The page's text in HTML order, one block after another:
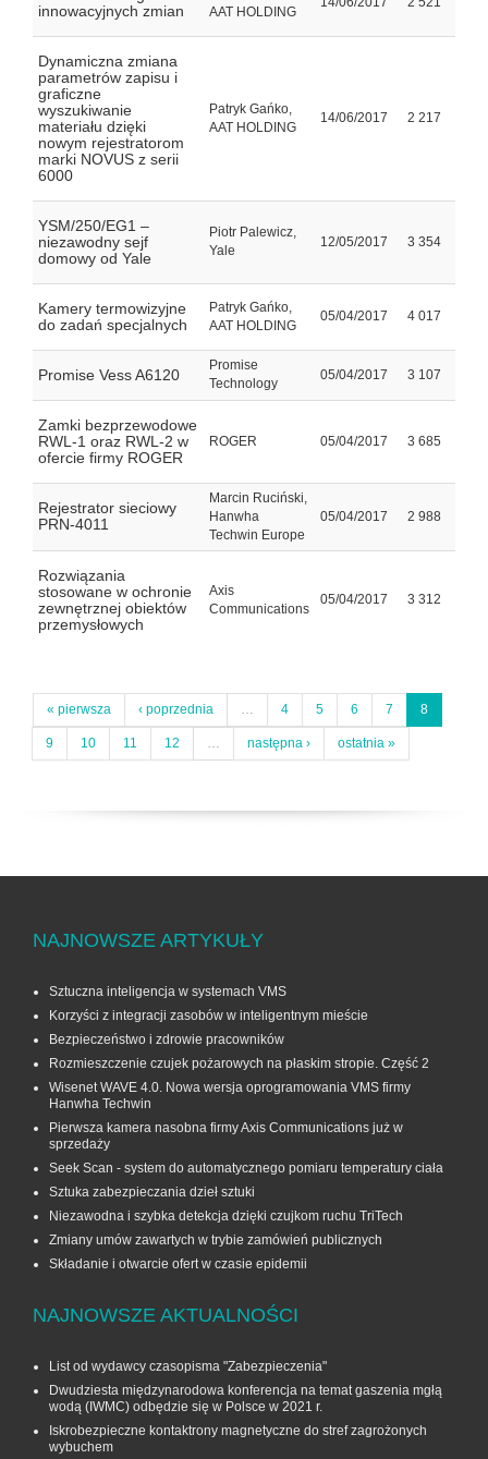
innowacyjnych zmian
AAT HOLDING
Dynamiczna zmiana
parametrów zapisu i
graficzne
wyszukiwanie
materiału dzięki
nowym rejestratorom
marki NOVUS z serii
6000
Patryk Gańko,
AAT HOLDING
14/06/2017 2 217
YSM/250/EG1 –
niezawodny sejf
domowy od Yale
Piotr Palewicz,
Yale
12/05/2017 3 354
Kamery termowizyjne
do zadań specjalnych
Patryk Gańko,
AAT HOLDING
05/04/2017 4 017
Promise Vess A6120
Promise
Technology
05/04/2017 3 107
Zamki bezprzewodowe
RWL-1 oraz RWL-2 w
ofercie firmy ROGER
ROGER 05/04/2017 3 685
Rejestrator sieciowy
PRN-4011
Marcin Ruciński,
Hanwha
Techwin Europe
05/04/2017 2 988
Rozwiązania
stosowane w ochronie
zewnętrznej obiektów
przemysłowych
Axis
Communications
05/04/2017 3 312
« pierwsza ‹ poprzednia … 4 5 6 7 8
9 10 11 12 … następna › ostatnia »
NAJNOWSZE ARTYKUŁY
Sztuczna inteligencja w systemach VMS
Korzyści z integracji zasobów w inteligentnym mieście
Bezpieczeństwo i zdrowie pracowników
Rozmieszczenie czujek pożarowych na płaskim stropie. Część 2
Wisenet WAVE 4.0. Nowa wersja oprogramowania VMS firmy
Hanwha Techwin
Pierwsza kamera nasobna firmy Axis Communications już w
sprzedaży
Seek Scan - system do automatycznego pomiaru temperatury ciała
Sztuka zabezpieczania dzieł sztuki
Niezawodna i szybka detekcja dzięki czujkom ruchu TriTech
Zmiany umów zawartych w trybie zamówień publicznych
Składanie i otwarcie ofert w czasie epidemii
NAJNOWSZE AKTUALNOŚCI
List od wydawcy czasopisma "Zabezpieczenia"
Dwudziesta międzynarodowa konferencja na temat gaszenia mgłą
wodą (IWMC) odbędzie się w Polsce w 2021 r.
Iskrobezpieczne kontaktrony magnetyczne do stref zagrożonych
wybuchem